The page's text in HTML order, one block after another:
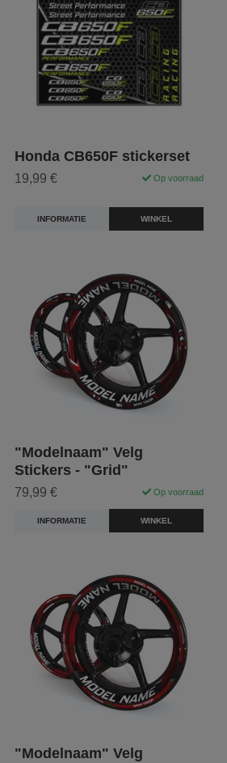
Honda CB650F stickerset
19,99 € Op voorraad
INFORMATIE WINKEL
"Modelnaam" Velg
Stickers - "Grid"
79,99 € Op voorraad
INFORMATIE WINKEL
"Modelnaam" Velg